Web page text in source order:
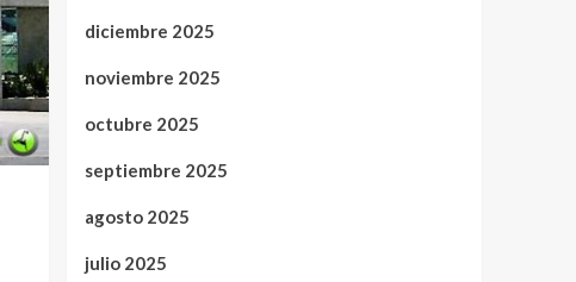
diciembre 2025
noviembre 2025
octubre 2025
septiembre 2025
agosto 2025
julio 2025